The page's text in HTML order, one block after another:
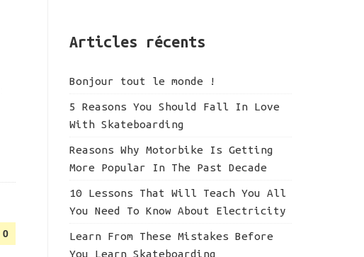
0
Articles récents
Bonjour tout le monde !
5 Reasons You Should Fall In Love
With Skateboarding
Reasons Why Motorbike Is Getting
More Popular In The Past Decade
10 Lessons That Will Teach You All
You Need To Know About Electricity
Learn From These Mistakes Before
You Learn Skateboarding